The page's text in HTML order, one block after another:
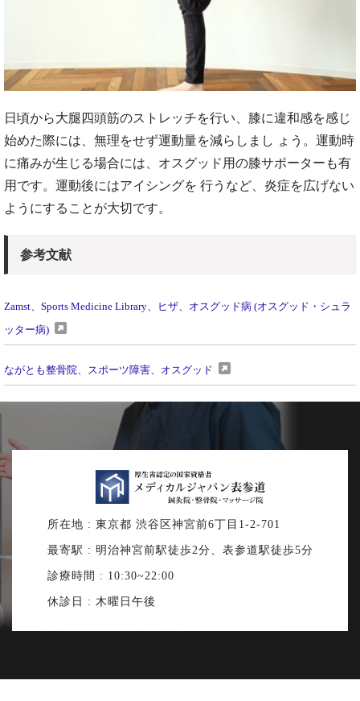
日頃から大腿四頭筋のストレッチを行い、膝に違和感を感じ
始めた際には、無理をせず運動量を減らしまし ょう。運動時
に痛みが生じる場合には、オスグッド用の膝サポーターも有
用です。運動後にはアイシングを 行うなど、炎症を広げない
ようにすることが大切です。
参考文献
Zamst、Sports Medicine Library、ヒザ、オスグッド病 (オスグッド・シュラ
ッター病)
ながとも整骨院、スポーツ障害、オスグッド
所在地 : 東京都 渋谷区神宮前6丁目1-2-701
最寄駅 : 明治神宮前駅徒歩2分、表参道駅徒歩5分
診療時間 : 10:30~22:00
休診日 : 木曜日午後